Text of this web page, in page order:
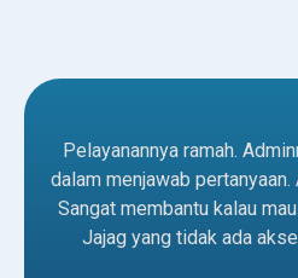
Pelayanannya ramah.
dalam menjawab
Sangat membantu kalau
Jajag yang tidak ada